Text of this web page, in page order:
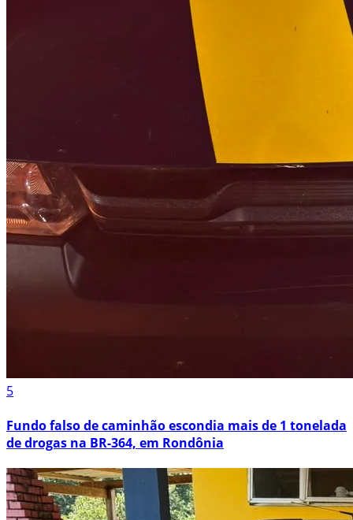
5
Fundo falso de caminhão escondia mais de 1 tonelada
de drogas na BR-364, em Rondônia